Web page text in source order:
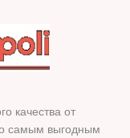
качества от
самым выгодным